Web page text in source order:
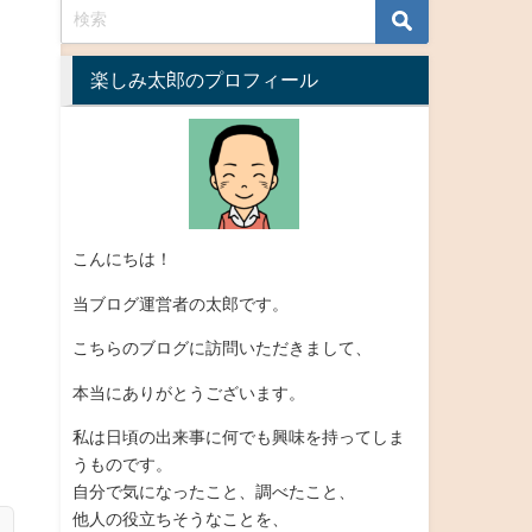
楽しみ太郎のプロフィール
こんにちは！
当ブログ運営者の太郎です。
こちらのブログに訪問いただきまして、
本当にありがとうございます。
私は日頃の出来事に何でも興味を持ってしま
うものです。
自分で気になったこと、調べたこと、
他人の役立ちそうなことを、